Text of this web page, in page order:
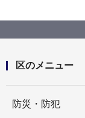
【終了
区制30
区のメニュー
防災・防犯